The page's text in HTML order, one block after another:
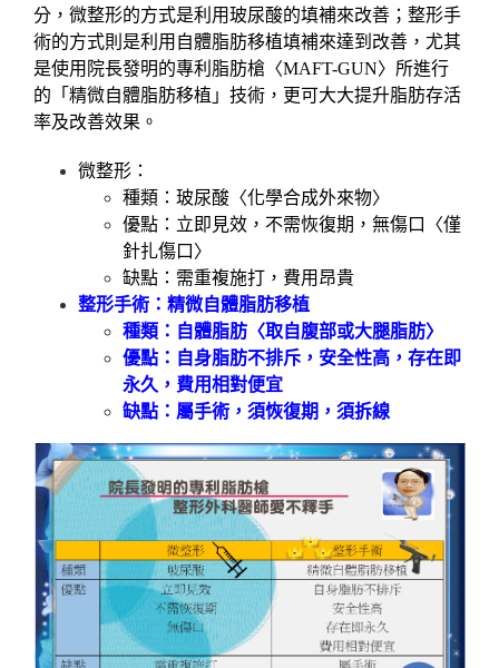
分，微整形的方式是利用玻尿酸的填補來改善；整形手
術的方式則是利用自體脂肪移植填補來達到改善，尤其
是使用院長發明的專利脂肪槍〈MAFT-GUN〉所進行
的「精微自體脂肪移植」技術，更可大大提升脂肪存活
率及改善效果。
微整形：
種類：玻尿酸〈化學合成外來物〉
優點：立即見效，不需恢復期，無傷口〈僅
針扎傷口〉
缺點：需重複施打，費用昂貴
整形手術：精微自體脂肪移植
種類：自體脂肪〈取自腹部或大腿脂肪〉
優點：自身脂肪不排斥，安全性高，存在即
永久，費用相對便宜
缺點：屬手術，須恢復期，須拆線